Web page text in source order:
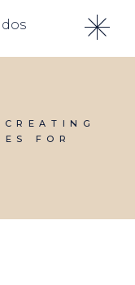
CREATING
FOR